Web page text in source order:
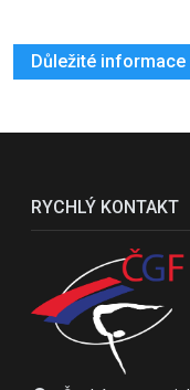
Důležité informace
RYCHLÝ KONTAKT